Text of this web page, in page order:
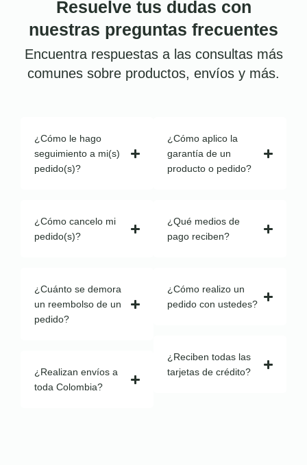
Resuelve tus dudas con
nuestras preguntas frecuentes
Encuentra respuestas a las consultas más
comunes sobre productos, envíos y más.
¿Cómo le hago
seguimiento a mi(s)
pedido(s)?
¿Cómo cancelo mi
pedido(s)?
¿Cuánto se demora
un reembolso de un
pedido?
¿Realizan envíos a
toda Colombia?
¿Cómo aplico la
garantía de un
producto o pedido?
¿Qué medios de
pago reciben?
¿Cómo realizo un
pedido con ustedes?
¿Reciben todas las
tarjetas de crédito?